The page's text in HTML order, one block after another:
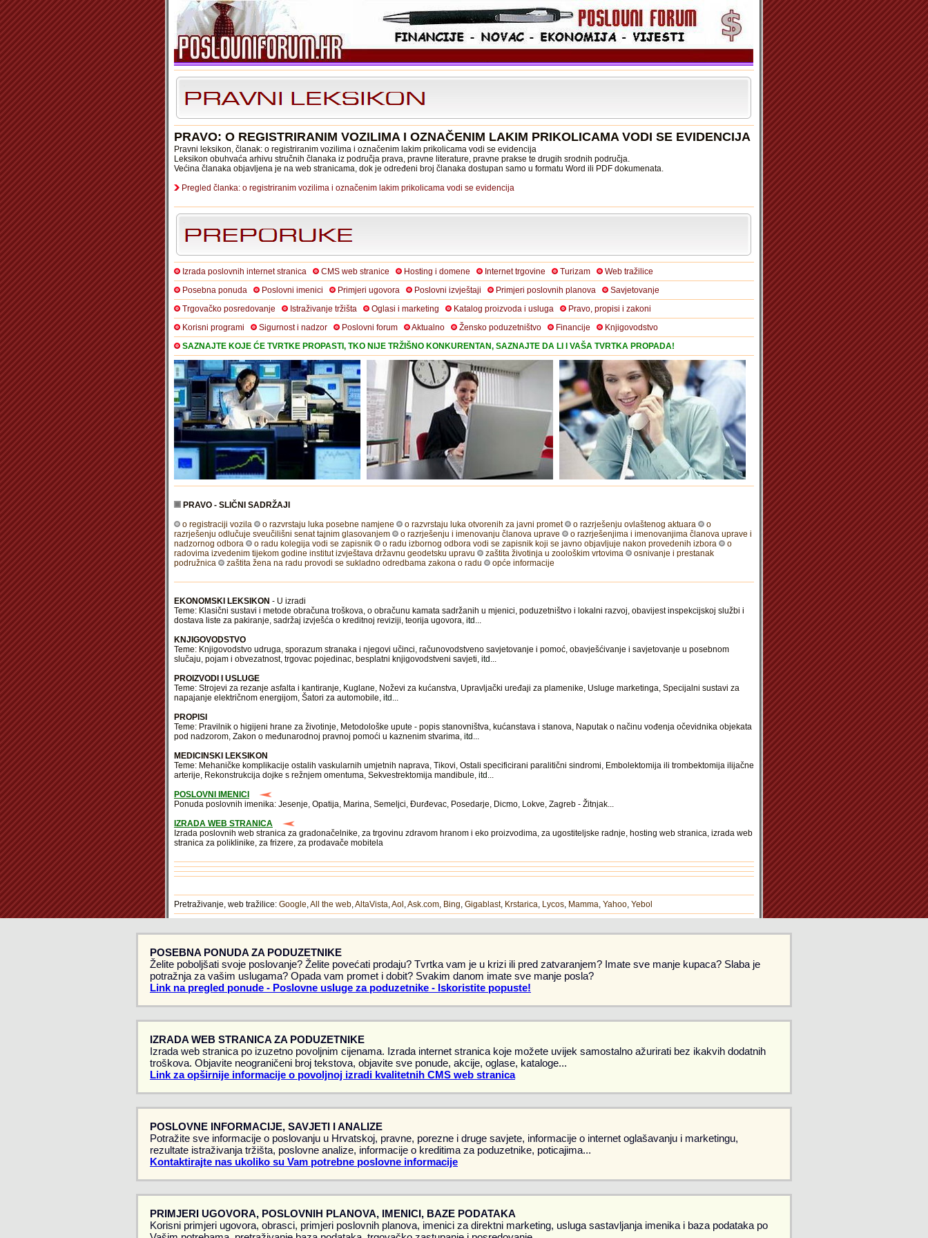
PRAVO: O REGISTRIRANIM VOZILIMA I OZNAČENIM LAKIM PRIKOLICAMA VODI SE EVIDENCIJA
Pravni leksikon, članak: o registriranim vozilima i označenim lakim prikolicama vodi se evidencija
Leksikon obuhvaća arhivu stručnih članaka iz područja prava, pravne literature, pravne prakse te drugih srodnih područja.
Većina članaka objavljena je na web stranicama, dok je određeni broj članaka dostupan samo u formatu Word ili PDF dokumenata.
Pregled članka: o registriranim vozilima i označenim lakim prikolicama vodi se evidencija
Izrada poslovnih internet stranica CMS web stranice Hosting i domene Internet trgovine Turizam
Web tražilice
Posebna ponuda
Poslovni imenici Primjeri ugovora Poslovni izvještaji Primjeri poslovnih planova
Savjetovanje
Trgovačko posredovanje
Istraživanje tržišta Oglasi i marketing Katalog proizvoda i usluga
Pravo, propisi i zakoni
Korisni programi
Sigurnost i nadzor Poslovni forum Aktualno Žensko poduzetništvo Financije
Knjigovodstvo
SAZNAJTE KOJE ĆE TVRTKE PROPASTI, TKO NIJE TRŽIŠNO KONKURENTAN, SAZNAJTE DA LI I VAŠA TVRTKA PROPADA!
PRAVO - SLIČNI SADRŽAJI
o registraciji vozila
o razvrstaju luka posebne namjene o razvrstaju luka otvorenih za javni promet o razrješenju ovlaštenog aktuara
o
razrješenju odlučuje sveučilišni senat tajnim glasovanjem
o razrješenju i imenovanju članova uprave
o razrješenjima i imenovanjima članova uprave i
nadzornog odbora
o radu kolegija vodi se zapisnik o radu izbornog odbora vodi se zapisnik koji se javno objavljuje nakon provedenih izbora
o
radovima izvedenim tijekom godine institut izvještava državnu geodetsku upravu
zaštita životinja u zoološkim vrtovima
osnivanje i prestanak
podružnica
zaštita žena na radu provodi se sukladno odredbama zakona o radu opće informacije
EKONOMSKI LEKSIKON - U izradi
Teme: Klasični sustavi i metode obračuna troškova, o obračunu kamata sadržanih u mjenici, poduzetništvo i lokalni razvoj, obavijest inspekcijskoj službi i
dostava liste za pakiranje, sadržaj izvješća o kreditnoj reviziji, teorija ugovora, itd ...
KNJIGOVODSTVO
Teme: Knjigovodstvo udruga, sporazum stranaka i njegovi učinci, računovodstveno savjetovanje i pomoć, obavješćivanje i savjetovanje u posebnom
slučaju, pojam i obvezatnost, trgovac pojedinac, besplatni knjigovodstveni savjeti, itd ...
PROIZVODI I USLUGE
Teme: Strojevi za rezanje asfalta i kantiranje, Kuglane, Noževi za kućanstva, Upravljački uređaji za plamenike, Usluge marketinga, Specijalni sustavi za
napajanje električnom energijom, Šatori za automobile, itd ...
PROPISI
Teme: Pravilnik o higijeni hrane za životinje, Metodološke upute - popis stanovništva, kućanstava i stanova, Naputak o načinu vođenja očevidnika objekata
pod nadzorom, Zakon o međunarodnoj pravnoj pomoći u kaznenim stvarima, itd ...
MEDICINSKI LEKSIKON
Teme: Mehaničke komplikacije ostalih vaskularnih umjetnih naprava, Tikovi, Ostali specificirani paralitični sindromi, Embolektomija ili trombektomija ilijačne
arterije, Rekonstrukcija dojke s režnjem omentuma, Sekvestrektomija mandibule, itd ...
POSLOVNI IMENICI
Ponuda poslovnih imenika: Jesenje, Opatija, Marina, Semeljci, Đurđevac, Posedarje, Dicmo, Lokve, Zagreb - Žitnjak...
IZRADA WEB STRANICA
Izrada poslovnih web stranica za gradonačelnike, za trgovinu zdravom hranom i eko proizvodima, za ugostiteljske radnje, hosting web stranica, izrada web
stranica za poliklinike, za frizere, za prodavače mobitela
Pretraživanje, web tražilice: Google,All the web,AltaVista,Aol ,Ask.com, Bing, Gigablast, Krstarica, Lycos, Mamma, Yahoo, Yebol
POSEBNA PONUDA ZA PODUZETNIKE
Želite poboljšati svoje poslovanje? Želite povećati prodaju? Tvrtka vam je u krizi ili pred zatvaranjem? Imate sve manje kupaca? Slaba je
potražnja za vašim uslugama? Opada vam promet i dobit? Svakim danom imate sve manje posla?
Link na pregled ponude - Poslovne usluge za poduzetnike - Iskoristite popuste!
IZRADA WEB STRANICA ZA PODUZETNIKE
Izrada web stranica po izuzetno povoljnim cijenama. Izrada internet stranica koje možete uvijek samostalno ažurirati bez ikakvih dodatnih
troškova. Objavite neograničeni broj tekstova, objavite sve ponude, akcije, oglase, kataloge...
Link za opširnije informacije o povoljnoj izradi kvalitetnih CMS web stranica
POSLOVNE INFORMACIJE, SAVJETI I ANALIZE
Potražite sve informacije o poslovanju u Hrvatskoj, pravne, porezne i druge savjete, informacije o internet oglašavanju i marketingu,
rezultate istraživanja tržišta, poslovne analize, informacije o kreditima za poduzetnike, poticajima...
Kontaktirajte nas ukoliko su Vam potrebne poslovne informacije
PRIMJERI UGOVORA, POSLOVNIH PLANOVA, IMENICI, BAZE PODATAKA
Korisni primjeri ugovora, obrasci, primjeri poslovnih planova, imenici za direktni marketing, usluga sastavljanja imenika i baza podataka po